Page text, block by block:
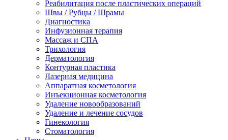
Реабилитация после пластических операций
Швы / Рубцы / Шрамы
Диагностика
Инфузионная терапия
Массаж и СПА
Трихология
Дерматология
Контурная пластика
Лазерная медицина
Аппаратная косметология
Инъекционная косметология
Удаление новообразований
Удаление и лечение сосудов
Гинекология
Стоматология